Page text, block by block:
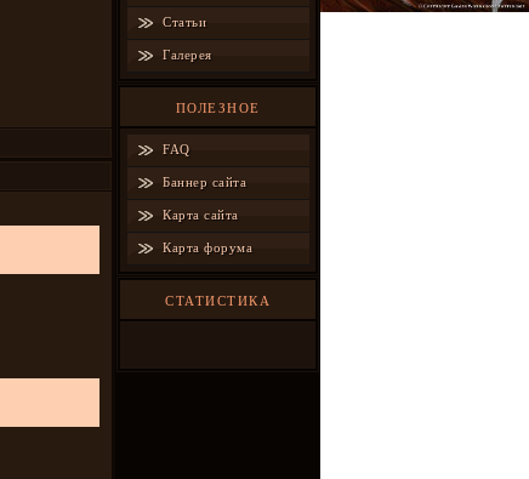
Статьи
Галерея
ПОЛЕЗНОЕ
FAQ
Баннер сайта
Карта сайта
Карта форума
СТАТИСТИКА